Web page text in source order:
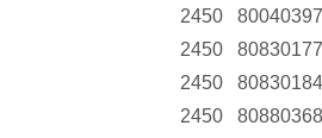
2450 80040397
2450 80830177
2450 80830184
2450 80880368